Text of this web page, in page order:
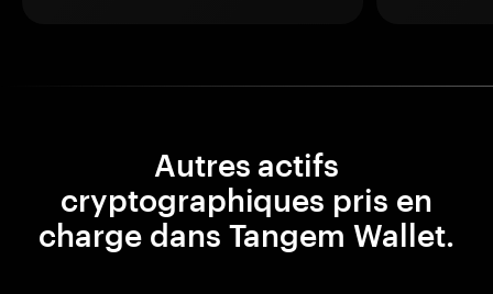
Autres actifs
cryptographiques pris en
charge dans Tangem Wallet.